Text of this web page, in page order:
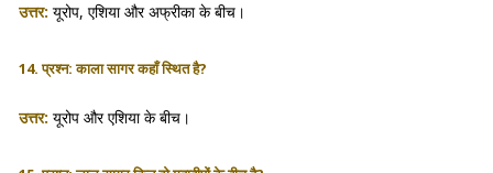
उत्तर: यूरोप, एशिया और अफ्रीका के बीच।
14. प्रश्न: काला सागर कहाँ स्थित है?
उत्तर: यूरोप और एशिया के बीच।